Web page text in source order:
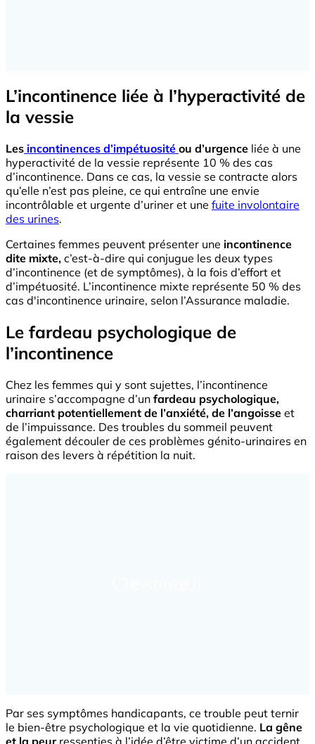
L’incontinence liée à l’hyperactivité de
la vessie
Les incontinences d’impétuosité ou d’urgence liée à une
hyperactivité de la vessie représente 10 % des cas
d’incontinence. Dans ce cas, la vessie se contracte alors
qu’elle n’est pas pleine, ce qui entraîne une envie
incontrôlable et urgente d’uriner et une fuite involontaire
des urines.
Certaines femmes peuvent présenter une incontinence
dite mixte, c’est-à-dire qui conjugue les deux types
d’incontinence (et de symptômes), à la fois d’effort et
d’impétuosité. L’incontinence mixte représente 50 % des
cas d'incontinence urinaire, selon l’Assurance maladie.
Le fardeau psychologique de
l’incontinence
Chez les femmes qui y sont sujettes, l’incontinence
urinaire s’accompagne d’un fardeau psychologique,
charriant potentiellement de l’anxiété, de l’angoisse et
de l’impuissance. Des troubles du sommeil peuvent
également découler de ces problèmes génito-urinaires en
raison des levers à répétition la nuit.
Par ses symptômes handicapants, ce trouble peut ternir
le bien-être psychologique et la vie quotidienne. La gêne
et la peurressenties à l’idée d’être victime d’un accident